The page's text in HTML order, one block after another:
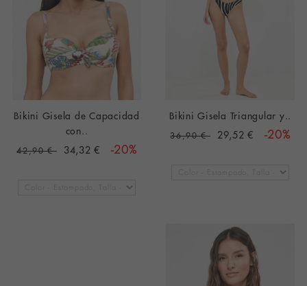
Bikini Gisela de Capacidad
con..
42,90 € 34,32 € -20%
Bikini Gisela Triangular y..
36,90 € 29,52 € -20%